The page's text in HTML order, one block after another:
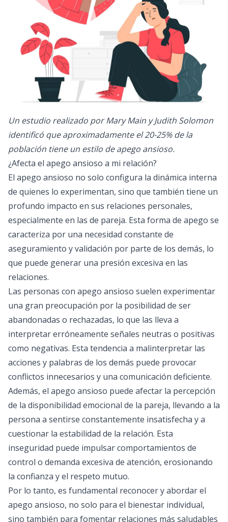
Un estudio realizado por Mary Main y Judith Solomon
identificó que aproximadamente el 20-25% de la
población tiene un estilo de apego ansioso.
¿Afecta el apego ansioso a mi relación?
El apego ansioso no solo configura la dinámica interna
de quienes lo experimentan, sino que también tiene un
profundo impacto en sus relaciones personales,
especialmente en las de pareja. Esta forma de apego se
caracteriza por una necesidad constante de
aseguramiento y validación por parte de los demás, lo
que puede generar una presión excesiva en las
relaciones.
Las personas con apego ansioso suelen experimentar
una gran preocupación por la posibilidad de ser
abandonadas o rechazadas, lo que las lleva a
interpretar erróneamente señales neutras o positivas
como negativas. Esta tendencia a malinterpretar las
acciones y palabras de los demás puede provocar
conflictos innecesarios y una comunicación deficiente.
Además, el apego ansioso puede afectar la percepción
de la disponibilidad emocional de la pareja, llevando a la
persona a sentirse constantemente insatisfecha y a
cuestionar la estabilidad de la relación. Esta
inseguridad puede impulsar comportamientos de
control o demanda excesiva de atención, erosionando
la confianza y el respeto mutuo.
Por lo tanto, es fundamental reconocer y abordar el
apego ansioso, no solo para el bienestar individual,
sino también para fomentar relaciones más saludables